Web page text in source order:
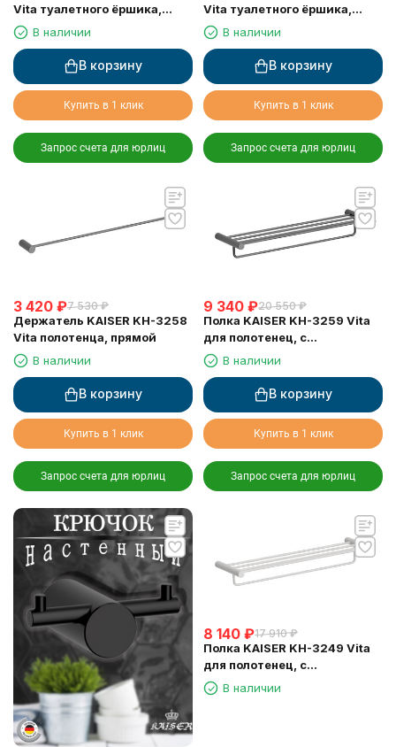
Vita туалетного ёршика,
настенный
В наличии
В корзину
Купить в 1 клик
Запрос счета для юрлиц
Vita туалетного ёршика,
настенный
В наличии
В корзину
Купить в 1 клик
Запрос счета для юрлиц
3 420 ₽7 530 ₽
Держатель KAISER KH-3258
Vita полотенца, прямой
В наличии
В корзину
Купить в 1 клик
Запрос счета для юрлиц
9 340 ₽20 550 ₽
Полка KAISER KH-3259 Vita
для полотенец, с
держателем
В наличии
В корзину
Купить в 1 клик
Запрос счета для юрлиц
8 140 ₽17 910 ₽
Полка KAISER KH-3249 Vita
для полотенец, с
держателем
В наличии